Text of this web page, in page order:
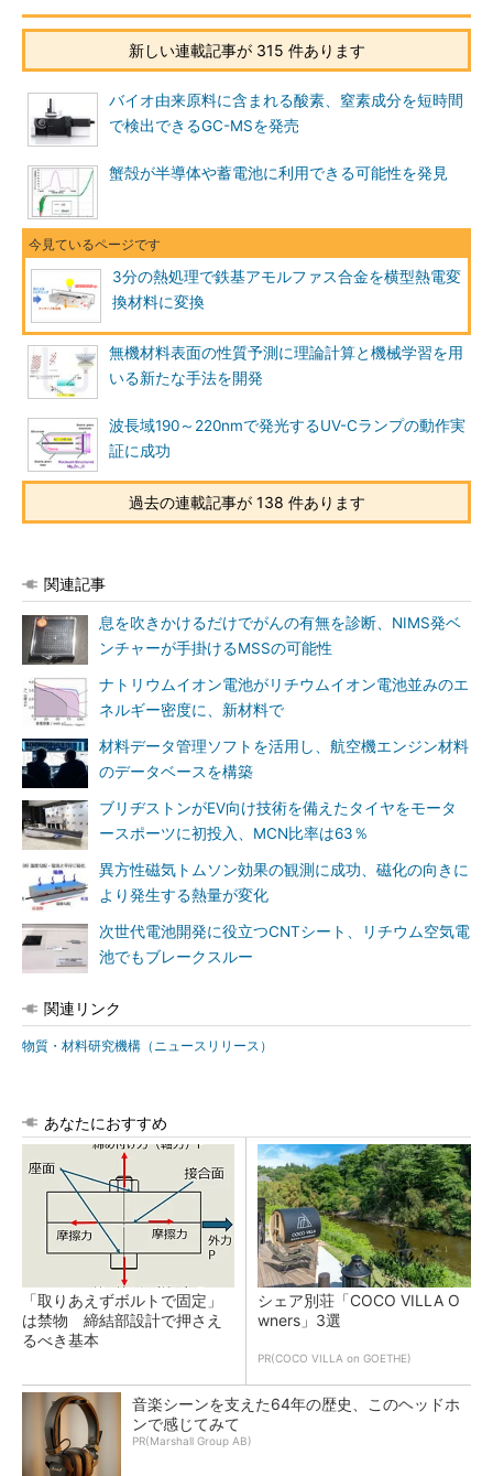
新しい連載記事が 315 件あります
バイオ由来原料に含まれる酸素、窒素成分を短時間
で検出できるGC-MSを発売
蟹殻が半導体や蓄電池に利用できる可能性を発見
3分の熱処理で鉄基アモルファス合金を横型熱電変
換材料に変換
無機材料表面の性質予測に理論計算と機械学習を用
いる新たな手法を開発
波長域190～220nmで発光するUV-Cランプの動作実
証に成功
過去の連載記事が 138 件あります
関連記事
息を吹きかけるだけでがんの有無を診断、NIMS発ベ
ンチャーが手掛けるMSSの可能性
ナトリウムイオン電池がリチウムイオン電池並みのエ
ネルギー密度に、新材料で
材料データ管理ソフトを活用し、航空機エンジン材料
のデータベースを構築
ブリヂストンがEV向け技術を備えたタイヤをモータ
ースポーツに初投入、MCN比率は63％
異方性磁気トムソン効果の観測に成功、磁化の向きに
より発生する熱量が変化
次世代電池開発に役立つCNTシート、リチウム空気電
池でもブレークスルー
関連リンク
物質・材料研究機構（ニュースリリース）
あなたにおすすめ
「取りあえずボルトで固定」
は禁物 締結部設計で押さえ
るべき基本
シェア別荘「COCO VILLA O
wners」3選
PR(COCO VILLA on GOETHE)
音楽シーンを支えた64年の歴史、このヘッドホ
ンで感じてみて
PR(Marshall Group AB)